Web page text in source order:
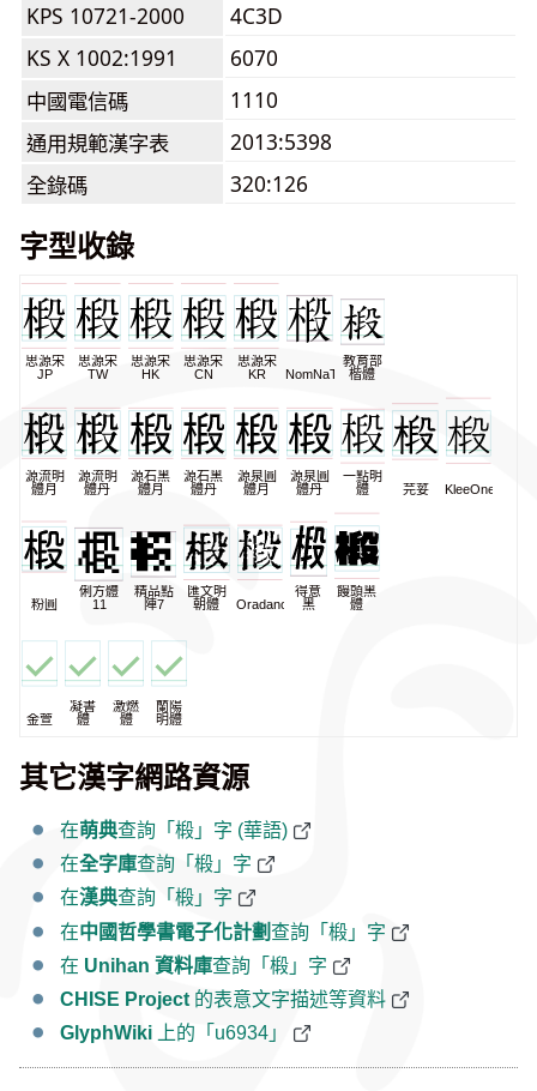
KPS 10721-2000
4C3D
KS X 1002:1991
6070
中國電信碼
1110
通用規範漢字表
2013:5398
全錄碼
320:126
字型收錄
思源宋
JP
思源宋
TW
思源宋
HK
思源宋
CN
思源宋
KR
NomNaTong
教育部
楷體
源流明
體月
源流明
體丹
源石黑
體月
源石黑
體丹
源泉圓
體月
源泉圓
體丹
一點明
體
芫荽 KleeOne
粉圓
俐方體
11
精品點
陣7
匯文明
朝體
Oradano
得意
黑
饅頭黑
體
金萱
凝書
體
激燃
體
蘭陽
明體
其它漢字網路資源
在萌典查詢「椴」字 (華語)
在全字庫查詢「椴」字
在漢典查詢「椴」字
在中國哲學書電子化計劃查詢「椴」字
在 Unihan 資料庫查詢「椴」字
CHISE Project 的表意文字描述等資料
GlyphWiki 上的「u6934」